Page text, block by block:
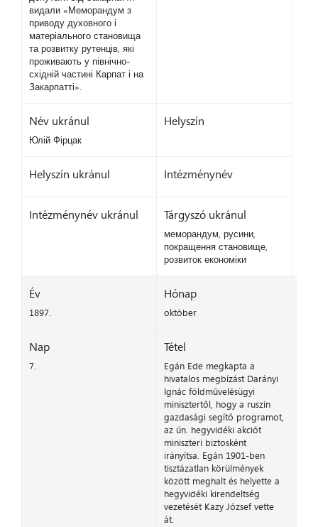
видали «Меморандум з
приводу духовного і
матеріального становища
та розвитку рутенців, які
проживають у північно-
східній частині Карпат і на
Закарпатті».
Név ukránul
Юлій Фірцак
Helyszín
Helyszín ukránul Intézménynév
Intézménynév ukránul Tárgyszó ukránul
меморандум, русини,
покращення становище,
розвиток економіки
Év
1897.
Hónap
október
Nap
7.
Tétel
Egán Ede megkapta a
hivatalos megbízást Darányi
Ignác földművelésügyi
minisztertől, hogy a ruszin
gazdasági segítő programot,
az ún. hegyvidéki akciót
miniszteri biztosként
irányítsa. Egán 1901-ben
tisztázatlan körülmények
között meghalt és helyette a
hegyvidéki kirendeltség
vezetését Kazy József vette
át.